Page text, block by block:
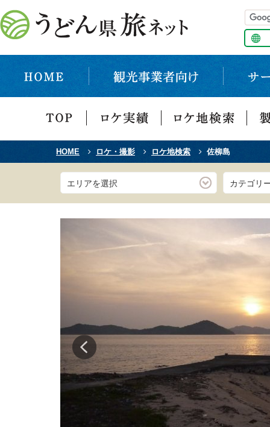
HOME ロケ・撮影 ロケ地検索 佐柳島
エリアを選択 カテゴリ